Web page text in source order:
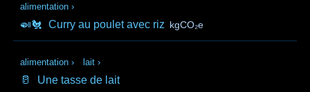
alimentation ›
🍛🐔 Curry au poulet avec riz kgCO₂e
alimentation › lait ›
🥛 Une tasse de lait